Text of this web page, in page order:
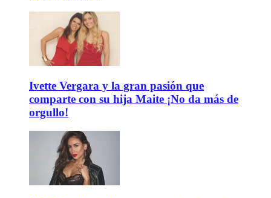
Ivette Vergara y la gran pasión que
comparte con su hija Maite ¡No da más de
orgullo!